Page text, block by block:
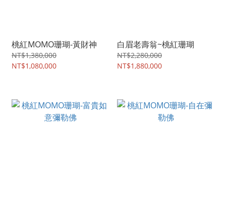
桃紅MOMO珊瑚-黃財神
NT$1,380,000
NT$1,080,000
白眉老壽翁~桃紅珊瑚
NT$2,280,000
NT$1,880,000